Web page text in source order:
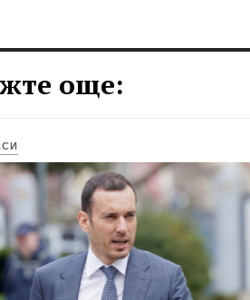
още: